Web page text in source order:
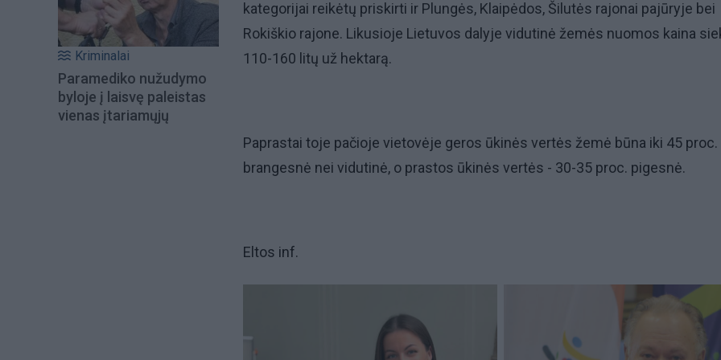
Kriminalai
Paramediko nužudymo
byloje į laisvę paleistas
vienas įtariamųjų
kategorijai reikėtų priskirti ir Plungės, Klaipėdos, Šilutės rajonai pajūryje bei
Rokiškio rajone. Likusioje Lietuvos dalyje vidutinė žemės nuomos kaina
110-160 litų už hektarą.
Paprastai toje pačioje vietovėje geros ūkinės vertės žemė būna iki 45 proc.
brangesnė nei vidutinė, o prastos ūkinės vertės - 30-35 proc. pigesnė.
Eltos inf.